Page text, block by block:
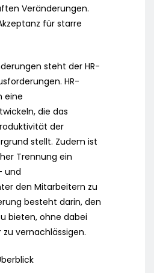
Veränderungen.
für starre
steht der HR-
HR-
eine
die das
der
stellt. Zudem ist
Trennung ein
und
den Mitarbeitern zu
besteht darin, den
bieten, ohne dabei
vernachlässigen.